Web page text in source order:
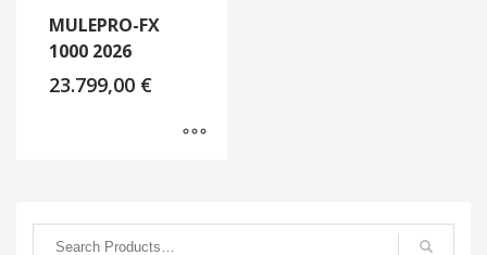
MULEPRO-FX
1000 2026
23.799,00 €